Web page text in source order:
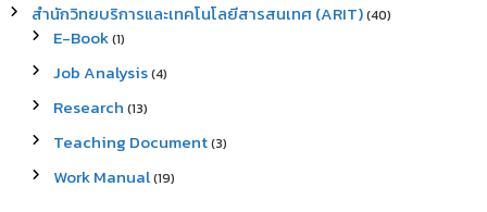
สำนักวิทยบริการและเทคโนโลยีสารสนเทศ (ARIT)(40)
E-Book(1)
Job Analysis(4)
Research (13)
Teaching Document(3)
Work Manual(19)